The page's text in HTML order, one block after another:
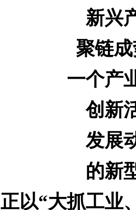
新兴
聚链
一个产
创新
发展
的新
正以“大抓工业